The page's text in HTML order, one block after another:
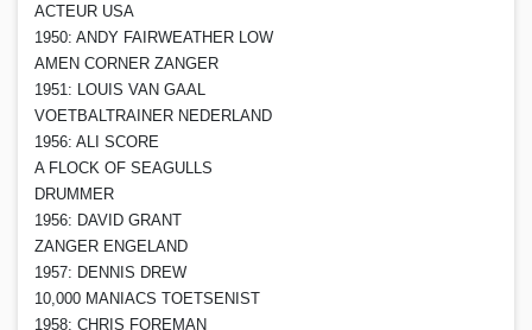
ACTEUR USA
1950: ANDY FAIRWEATHER LOW
AMEN CORNER ZANGER
1951: LOUIS VAN GAAL
VOETBALTRAINER NEDERLAND
1956: ALI SCORE
A FLOCK OF SEAGULLS
DRUMMER
1956: DAVID GRANT
ZANGER ENGELAND
1957: DENNIS DREW
10,000 MANIACS TOETSENIST
1958: CHRIS FOREMAN